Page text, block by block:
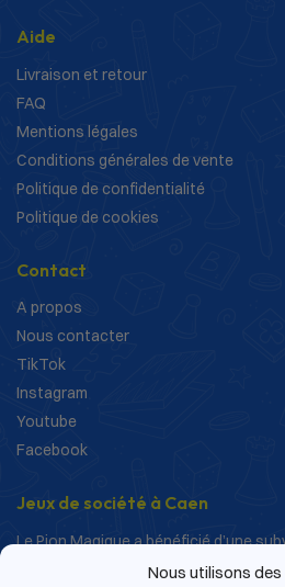
Nous utilisons
Aide
Livraison et retour
FAQ
Mentions légales
Conditions générales de vente
Politique de confidentialité
Politique de cookies
Contact
A propos
Nous contacter
TikTok
Instagram
Youtube
Facebook
Jeux de société à Caen
Le Pion Magique a bénéficié d’une
Normandie dans le cadre de ses